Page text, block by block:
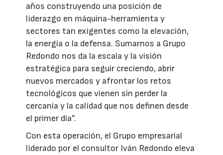
años construyendo una posición de
liderazgo en máquina-herramienta y
sectores tan exigentes como la elevación,
la energía o la defensa. Sumarnos a Grupo
Redondo nos da la escala y la visión
estratégica para seguir creciendo, abrir
nuevos mercados y afrontar los retos
tecnológicos que vienen sin perder la
cercanía y la calidad que nos definen desde
el primer día”.
Con esta operación, el Grupo empresarial
liderado por el consultor Iván Redondo eleva